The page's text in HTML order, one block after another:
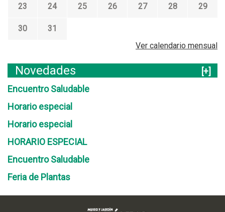
23 24 25 26 27 28 29
30
31
Ver calendario mensual
Novedades
[+]
Encuentro Saludable
Horario especial
Horario especial
HORARIO ESPECIAL
Encuentro Saludable
Feria de Plantas